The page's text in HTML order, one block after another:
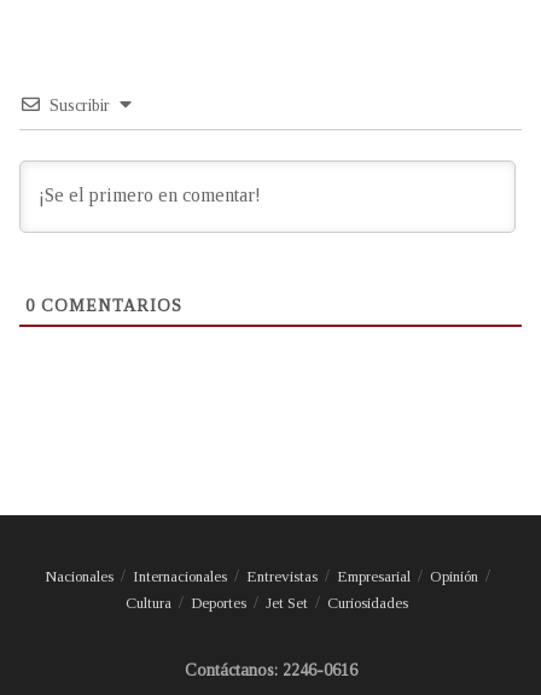
Suscribir
0 COMENTARIOS
Nacionales Internacionales Entrevistas Empresarial
Opinión
Cultura
Deportes Jet Set Curiosidades
Contáctanos: 2246-0616